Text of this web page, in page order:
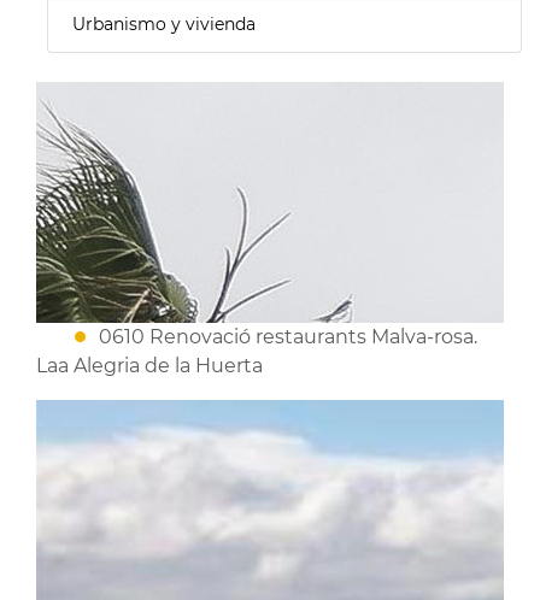
Urbanismo y vivienda
0610 Renovació restaurants Malva-rosa.
Laa Alegria de la Huerta